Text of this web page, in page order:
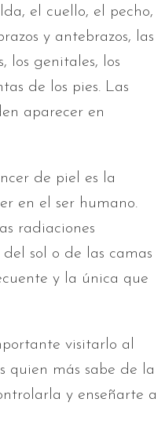
el cuello, el pecho,
y antebrazos, las
los genitales, los
de los pies. Las
aparecer en
de piel es la
en el ser humano.
radiaciones
sol o de las camas
y la única que
visitarlo al
quien más sabe de la
y enseñarte a